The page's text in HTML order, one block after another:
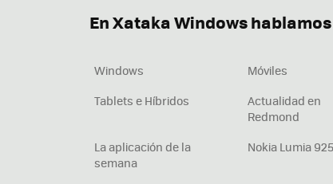
En Xataka Windows
Windows Móviles
Tablets e Híbridos
Actualidad en
Redmond
La aplicación de la
semana
Nokia Lumia 925